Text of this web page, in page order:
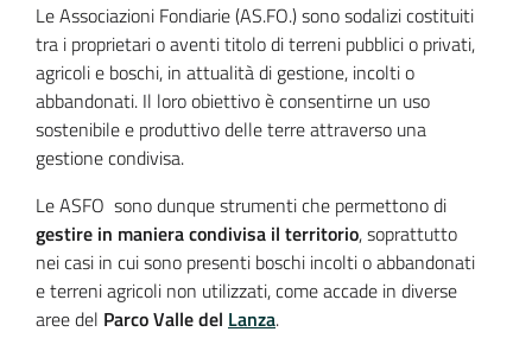
Le Associazioni Fondiarie (AS.FO.) sono sodalizi costituiti
tra i proprietari o aventi titolo di terreni pubblici o privati,
agricoli e boschi, in attualità di gestione, incolti o
abbandonati. Il loro obiettivo è consentirne un uso
sostenibile e produttivo delle terre attraverso una
gestione condivisa.
Le ASFO sono dunque strumenti che permettono di
gestire in maniera condivisa il territorio, soprattutto
nei casi in cui sono presenti boschi incolti o abbandonati
e terreni agricoli non utilizzati, come accade in diverse
aree del Parco Valle del Lanza.